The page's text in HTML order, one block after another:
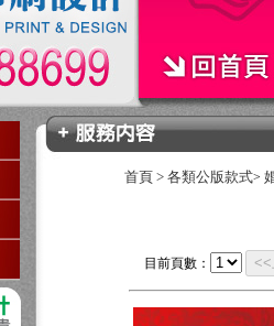
首頁 >各類公版款式>
目前頁數： <<